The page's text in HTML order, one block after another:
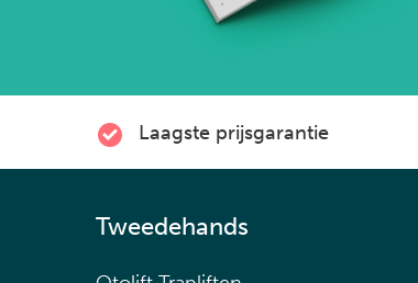
Laagste prijsgarantie
Tweedehands